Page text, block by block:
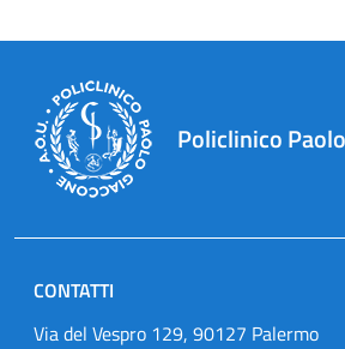
Policlinico
CONTATTI
Via del Vespro 129, 90127 Palermo